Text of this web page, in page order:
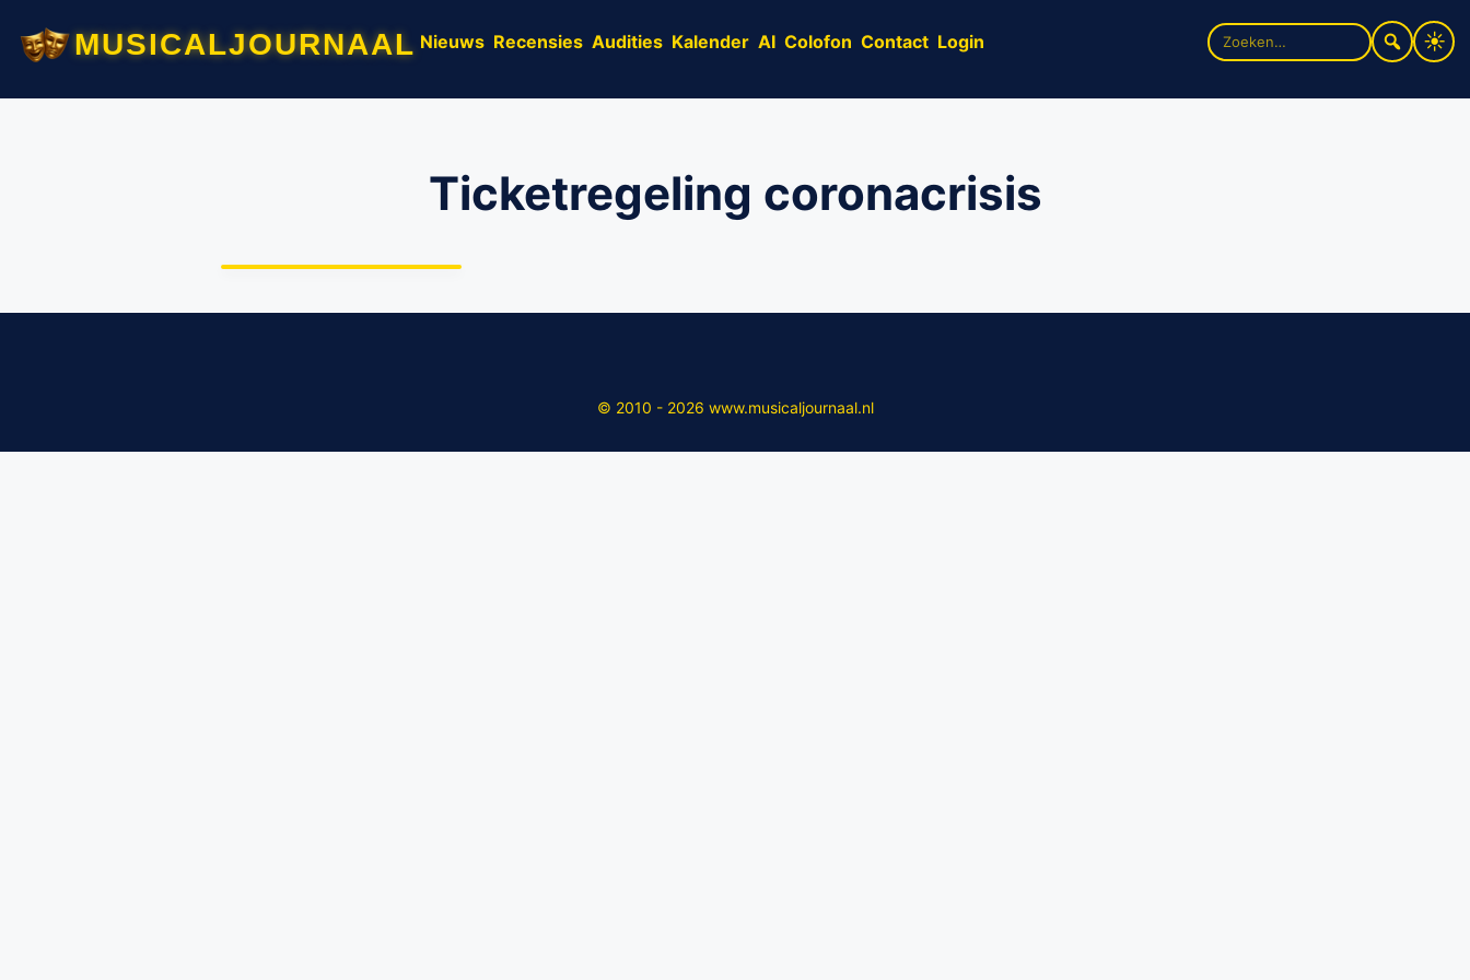
musicaljournaal Nieuws Recensies Audities Kalender AI Colofon Contact Login
Zoek
naar:
Ticketregeling coronacrisis
© 2010 - 2026 www.musicaljournaal.nl